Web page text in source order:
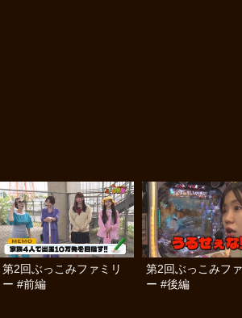
第2回ぶっこみファミリ
ー #前編
第2回ぶっこみフ
ー #後編